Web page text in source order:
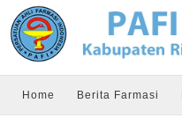
Home Berita Farmasi